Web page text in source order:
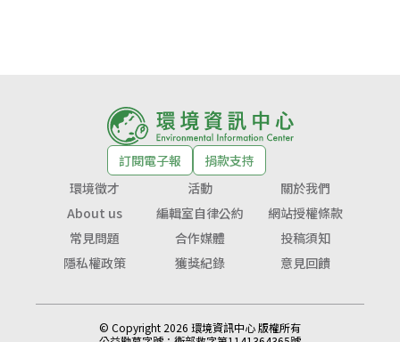
訂閱電子報
捐款支持
環境徵才
活動
關於我們
About us
編輯室自律公約
網站授權條款
常見問題
合作媒體
投稿須知
隱私權政策
獲獎紀錄 意見回饋
© Copyright 2026 環境資訊中心 版權所有